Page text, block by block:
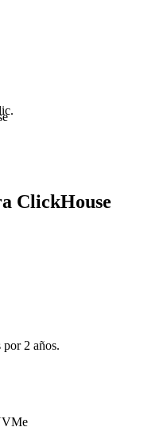
ClickHouse
2 años.